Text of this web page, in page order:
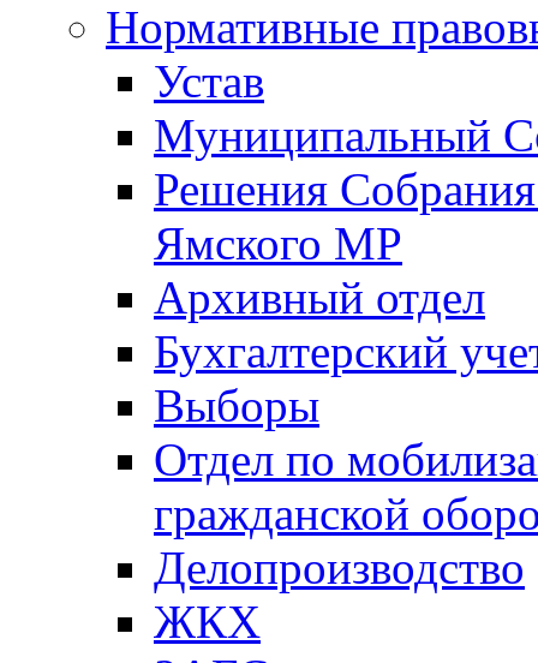
Нормативные
Устав
Муниципальный
Решения
Ямского МР
Архивный отдел
Бухгалтерский
Выборы
Отдел по
гражданской
Делопроизводство
ЖКХ